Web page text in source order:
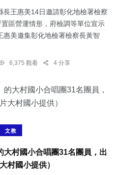
長王惠美14日邀請彰化地檢署檢察
區營運情形，府檢調等單位宣示
惠美邀集彰化地檢署檢察長黃智
6,375 觀看 4 分享
文教
大村國小合唱團31名團員，出
村國小提供）